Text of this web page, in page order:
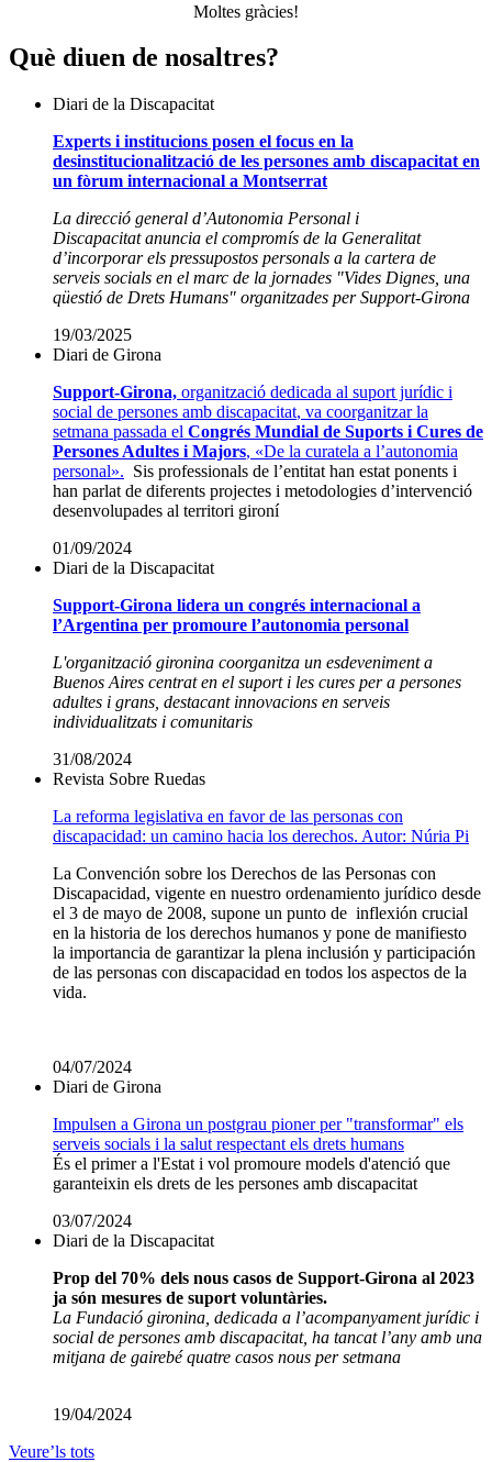
Moltes gràcies!
Què diuen de nosaltres?
Diari de la Discapacitat
Experts i institucions posen el focus en la
desinstitucionalització de les persones amb discapacitat en
un fòrum internacional a Montserrat
La direcció general d’Autonomia Personal i
Discapacitat anuncia el compromís de la Generalitat
d’incorporar els pressupostos personals a la cartera de
serveis socials en el marc de la jornades "Vides Dignes, una
qüestió de Drets Humans" organitzades per Support-Girona
19/03/2025
Diari de Girona
Support-Girona, organització dedicada al suport jurídic i
social de persones amb discapacitat, va coorganitzar la
setmana passada el Congrés Mundial de Suports i Cures de
Persones Adultes i Majors, «De la curatela a l’autonomia
personal». Sis professionals de l’entitat han estat ponents i
han parlat de diferents projectes i metodologies d’intervenció
desenvolupades al territori gironí
01/09/2024
Diari de la Discapacitat
Support-Girona lidera un congrés internacional a
l’Argentina per promoure l’autonomia personal
L'organització gironina coorganitza un esdeveniment a
Buenos Aires centrat en el suport i les cures per a persones
adultes i grans, destacant innovacions en serveis
individualitzats i comunitaris
31/08/2024
Revista Sobre Ruedas
La reforma legislativa en favor de las personas con
discapacidad: un camino hacia los derechos. Autor: Núria Pi
La Convención sobre los Derechos de las Personas con
Discapacidad, vigente en nuestro ordenamiento jurídico desde
el 3 de mayo de 2008, supone un punto de inflexión crucial
en la historia de los derechos humanos y pone de manifiesto
la importancia de garantizar la plena inclusión y participación
de las personas con discapacidad en todos los aspectos de la
vida.
04/07/2024
Diari de Girona
Impulsen a Girona un postgrau pioner per "transformar" els
serveis socials i la salut respectant els drets humans
És el primer a l'Estat i vol promoure models d'atenció que
garanteixin els drets de les persones amb discapacitat
03/07/2024
Diari de la Discapacitat
Prop del 70% dels nous casos de Support-Girona al 2023
ja són mesures de suport voluntàries.
La Fundació gironina, dedicada a l’acompanyament jurídic i
social de persones amb discapacitat, ha tancat l’any amb una
mitjana de gairebé quatre casos nous per setmana
19/04/2024
Veure’ls tots